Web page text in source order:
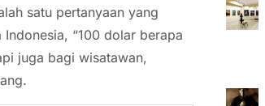
satu pertanyaan yang
“100 dolar berapa
juga bagi wisatawan,